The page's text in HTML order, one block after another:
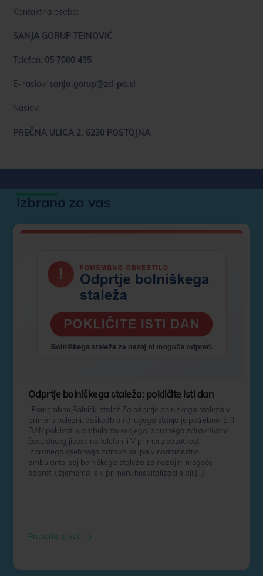
Kontaktna oseba:
SANJA GORUP TEINOVIĆ
Telefon: 05 7000 435
E-naslov: sanja.gorup@zd-po.si
Naslov:
PREČNA ULICA 2, 6230 POSTOJNA
Izbrano za vas
Odprtje bolniškega staleža: pokličite isti dan
! Pomembno Bolniški stalež Za odprtje bolniškega staleža v
primeru bolezni, poškodb ali drugega stanja je potrebno ISTI
DAN poklicati v ambulanto svojega izbranega zdravnika v
času dosegljivosti na telefon. i V primeru odsotnosti
izbranega osebnega zdravnika, pa v nadomestno
ambulanto, saj bolniškega staleža za nazaj ni mogoče
odpreti (Izjemoma le v primeru hospitalizacije ali […]
Preberite si več